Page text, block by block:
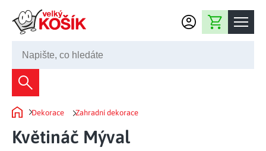
Nákupní košík
245 008 200
Dekorace
Bytové dekorace
Zahradní dekorace
Dekorace Zahradní dekorace
Květináč Mýval